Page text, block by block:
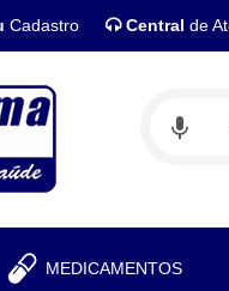
Cadastro Central de
MEDICAMENTOS